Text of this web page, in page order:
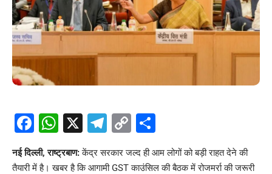
Facebook
WhatsApp
X Telegram
Copy
Link
नई दिल्ली, राष्ट्रबाण:केंद्र सरकार जल्द ही आम लोगों को बड़ी राहत देने की
तैयारी में है। खबर है कि आगामी GST काउंसिल की बैठक में रोजमर्रा की जरूरी